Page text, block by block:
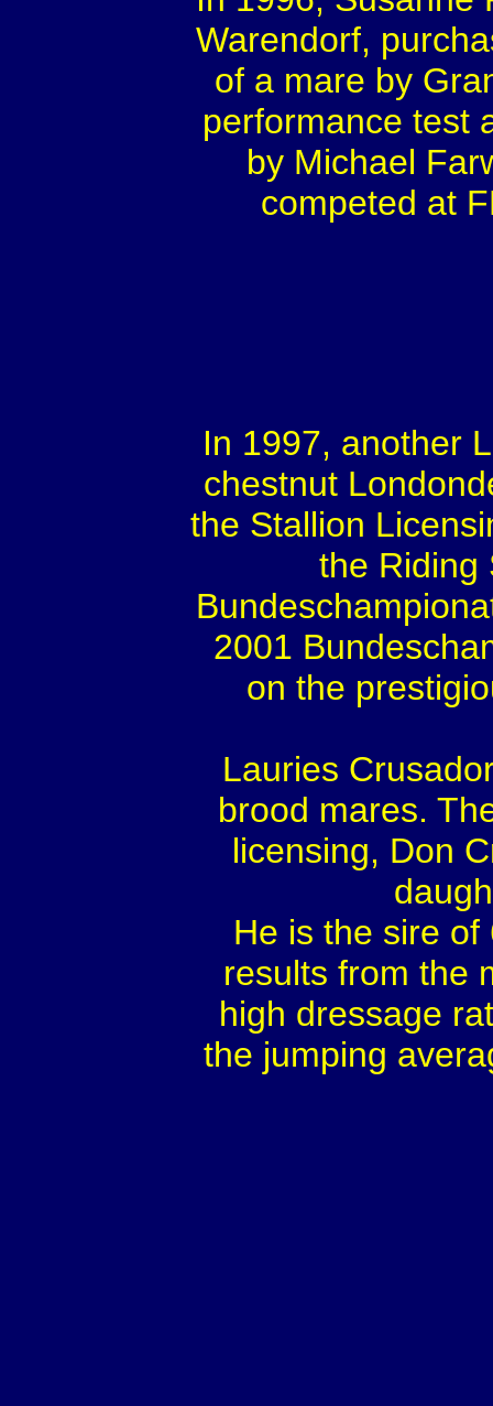
Warendorf,
of a mare by
performance test
by Michael
competed at
In 1997, another
chestnut
the Stallion
the Riding
2001
on the
Lauries
brood mares.
licensing, Don
He is the sire of
results from the
high dressage
the jumping